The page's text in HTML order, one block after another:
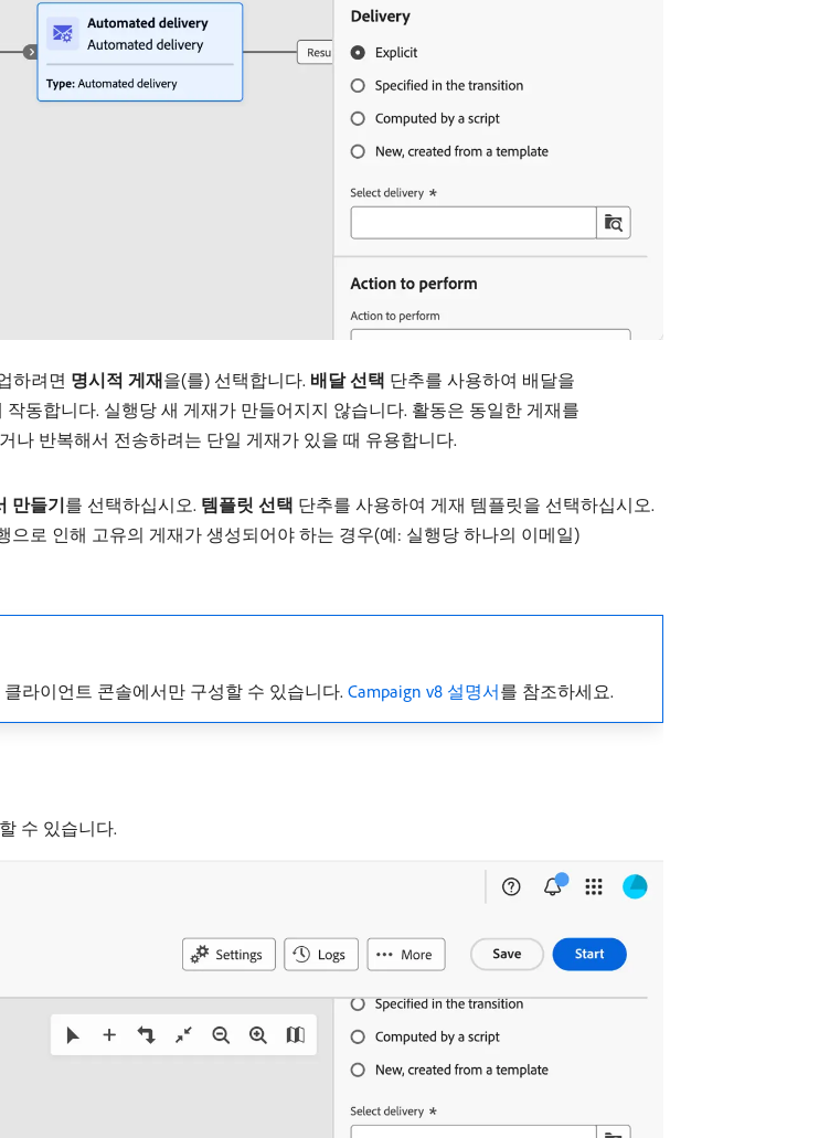
하려면 명시적 게재​을(를) 선택합니다. 배달 선택 단추를 사용하여 배달을
동합니다. 실행당 새 게재가 만들어지지 않습니다. 활동은 동일한 게재를
나 반복해서 전송하려는 단일 게재가 있을 때 유용합니다.
만들기​를 선택하십시오. 템플릿 선택 단추를 사용하여 게재 템플릿을 선택하십시오.
로 인해 고유의 게재가 생성되어야 하는 경우(예: 실행당 하나의 이메일)
클라이언트 콘솔에서만 구성할 수 있습니다. Campaign v8 설명서를 참조하세요.
수 있습니다.